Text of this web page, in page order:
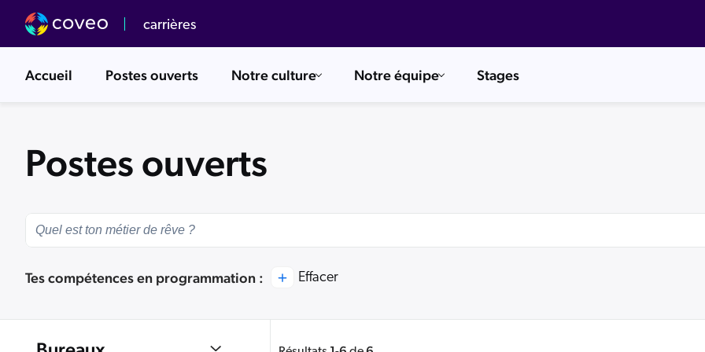
carrières
Accueil Postes ouverts Notre culture Notre équipe Stages
Événements à venir
Équipe Commerciale
Postes ouverts
Tes compétences en programmation : Effacer